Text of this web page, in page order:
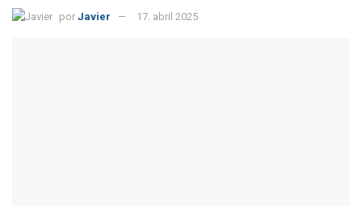
por Javier 17. abril 2025